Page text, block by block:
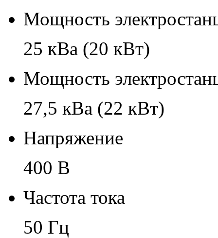
Мощность
25 кВа (20 кВт)
Мощность
27,5 кВа (22 кВт)
Напряжение
400 В
Частота тока
50 Гц